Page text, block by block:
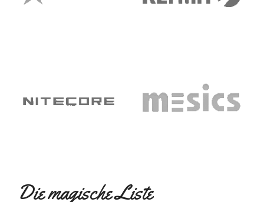
Die magische Liste